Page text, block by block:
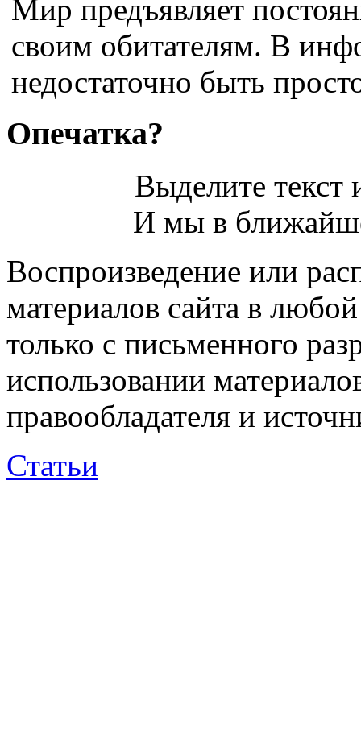
Мир предъявляет
своим обитателям. В
недостаточно быть
Опечатка?
Выделите
И мы в
Воспроизведение или
материалов сайта в
только с письменного
использовании
правообладателя и
Статьи